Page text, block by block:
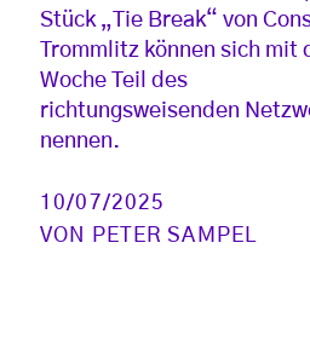
Stück „Tie Break“ von
Trommlitz können sich mit
Woche Teil des
richtungsweisenden
nennen.
10/07/2025
VON
PETER SAMPEL